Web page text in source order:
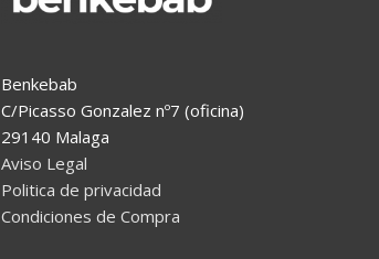
Benkebab
C/Picasso Gonzalez nº7 (oficina)
29140 Malaga
Aviso Legal
Politica de privacidad
Condiciones de Compra